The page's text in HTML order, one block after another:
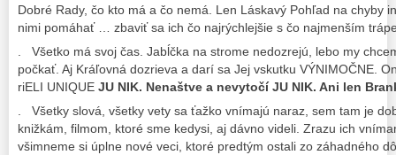
Dobré Rady, čo kto má a čo nemá. Len Láskavý Pohľad na chyby
nimi pomáhať … zbaviť sa ich čo najrýchlejšie s čo najmenším
. Všetko má svoj čas. Jabĺčka na strome nedozrejú, lebo my
počkať. Aj Kráľovná dozrieva a darí sa Jej vskutku VÝNIMOČNE.
riELI UNIQUE JU NIK. Nenaštve a nevytočí JU NIK. Ani len
. Všetky slová, všetky vety sa ťažko vnímajú naraz, sem tam je
knižkám, filmom, ktoré sme kedysi, aj dávno videli. Zrazu ich
všimneme si úplne nové veci, ktoré predtým ostali zo záhadného